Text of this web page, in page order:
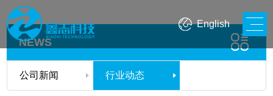
English
NEWS
公司新闻 行业动态